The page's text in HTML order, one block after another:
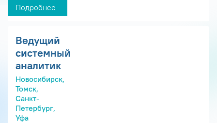
Подробнее
Ведущий
системный
аналитик
Новосибирск,
Томск,
Санкт-
Петербург,
Уфа